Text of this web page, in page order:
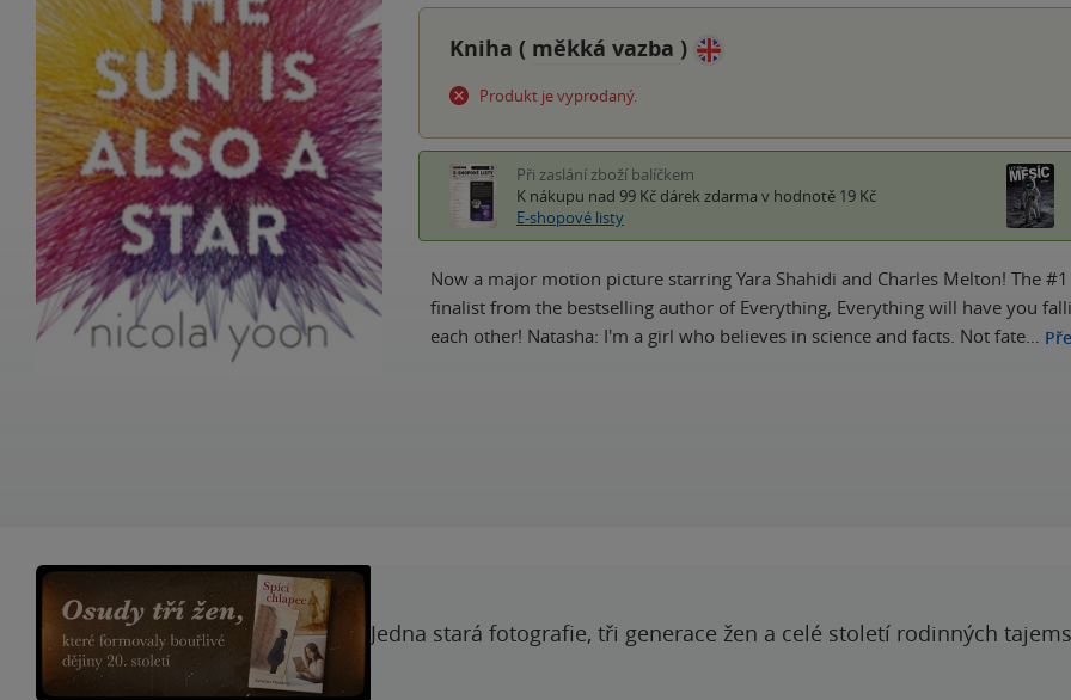
Kniha ( měkká vazba )
Produkt je vyprodaný.
Při zaslání zboží balíčkem
K nákupu nad 99 Kč dárek zdarma v hodnotě 19 Kč
E-shopové listy
Now a major motion picture starring Yara Shahidi and Charles Melton! The
finalist from the bestselling author of Everything, Everything will have you
each other! Natasha: I'm a girl who believes in science and facts. Not fate…
Jedna stará fotografie, tři generace žen a celé století rodinných